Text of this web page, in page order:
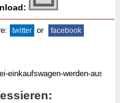
twitter or facebook